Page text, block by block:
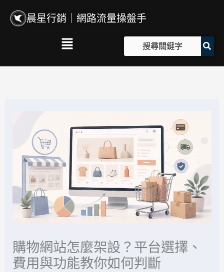
內
晨星行銷｜網路流量操盤手
Main
Menu
購物網站怎麼架設？平台選擇、
費用與功能教你如何判斷